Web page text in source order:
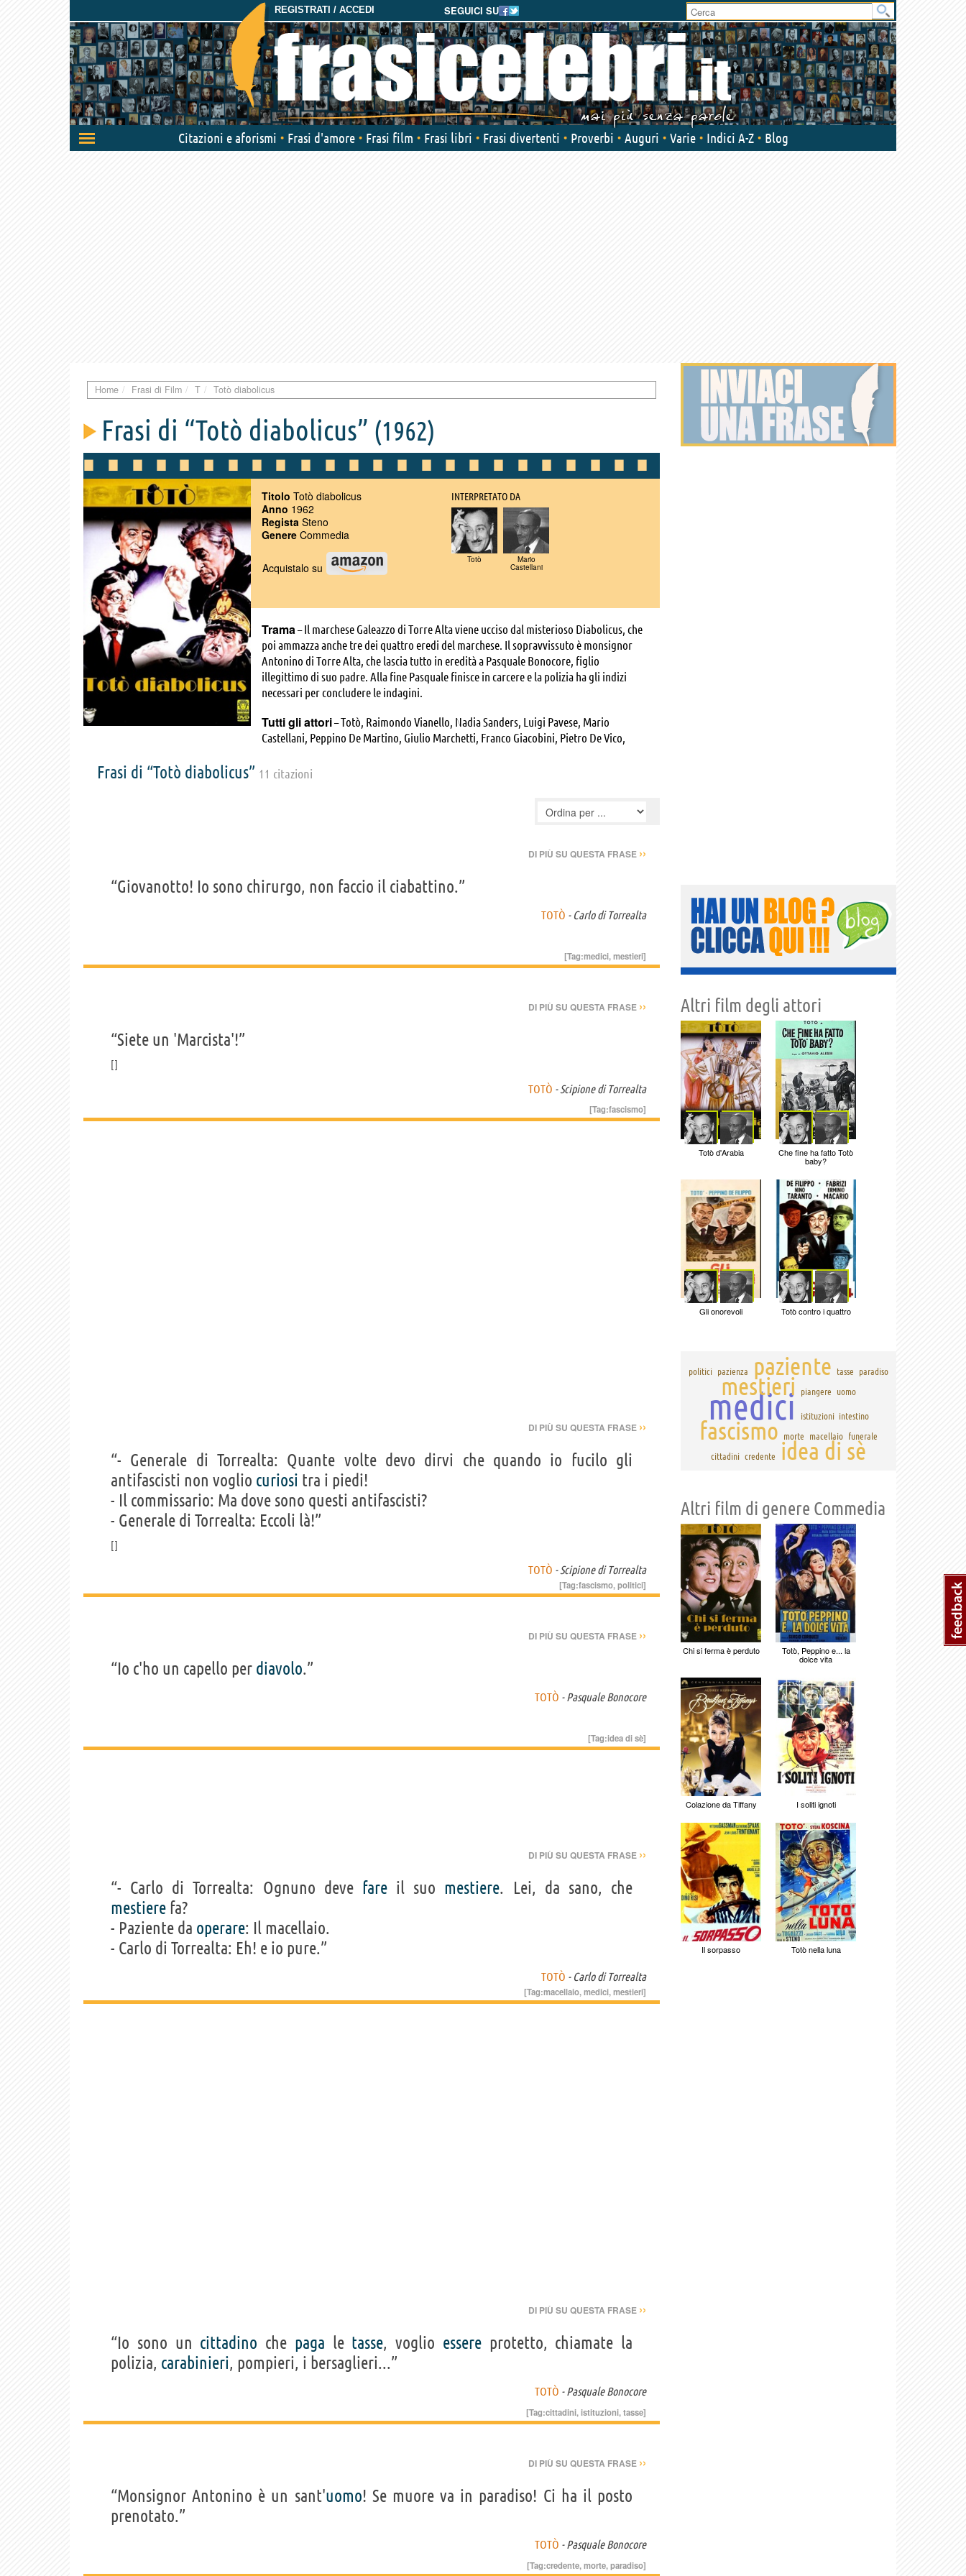
SEGUICI SU
REGISTRATI / ACCEDI
Attiva/disattiva
navigazione
User
area
Citazioni e aforismi Frasi d'amore Frasi film Frasi libri Frasi divertenti Proverbi Auguri Varie Indici A-Z Blog
Home Frasi di Film T Totò diabolicus
Frasi di “Totò diabolicus” (1962)
Titolo Totò diabolicus
Anno 1962
Regista Steno
Genere Commedia
INTERPRETATO DA
Totò Mario
Castellani
Acquistalo su
Trama– Il marchese Galeazzo di Torre Alta viene ucciso dal misterioso Diabolicus, che
poi ammazza anche tre dei quattro eredi del marchese. Il sopravvissuto è monsignor
Antonino di Torre Alta, che lascia tutto in eredità a Pasquale Bonocore, figlio
illegittimo di suo padre. Alla fine Pasquale finisce in carcere e la polizia ha gli indizi
necessari per concludere le indagini.
Tutti gli attori– Totò, Raimondo Vianello, Nadia Sanders, Luigi Pavese, Mario
Castellani, Peppino De Martino, Giulio Marchetti, Franco Giacobini, Pietro De Vico,
Angelo Casadei, Consalvo Dell'Arti, Paolo Ferrara, Veriano Ginesi, Antonio La Raina,
Frasi di “Totò diabolicus” 11 citazioni
DI PIÙ SU QUESTA FRASE ››
“Giovanotto! Io sono chirurgo, non faccio il ciabattino.”
TOTÒ - Carlo di Torrealta
[Tag:medici,mestieri]
DI PIÙ SU QUESTA FRASE ››
“Siete un 'Marcista'!”
TOTÒ - Scipione di Torrealta
[Tag:fascismo]
DI PIÙ SU QUESTA FRASE ››
“- Generale di Torrealta: Quante volte devo dirvi che quando io fucilo gli
antifascisti non voglio curiosi tra i piedi!
- Il commissario: Ma dove sono questi antifascisti?
- Generale di Torrealta: Eccoli là!”
TOTÒ - Scipione di Torrealta
[Tag:fascismo,politici]
DI PIÙ SU QUESTA FRASE ››
“Io c'ho un capello per diavolo.”
TOTÒ - Pasquale Bonocore
[Tag:idea di sè]
DI PIÙ SU QUESTA FRASE ››
“- Carlo di Torrealta: Ognuno deve fareil suo mestiere. Lei, da sano, che
mestiere fa?
- Paziente da operare: Il macellaio.
- Carlo di Torrealta: Eh! e io pure.”
TOTÒ - Carlo di Torrealta
[Tag:macellaio,medici,mestieri]
DI PIÙ SU QUESTA FRASE ››
“Io sono un cittadino che paga le tasse, voglio essereprotetto, chiamate la
polizia, carabinieri, pompieri, i bersaglieri...”
TOTÒ - Pasquale Bonocore
[Tag:cittadini,istituzioni,tasse]
DI PIÙ SU QUESTA FRASE ››
“Monsignor Antonino è un sant'uomo! Se muore va in paradiso! Ci ha il posto
prenotato.”
TOTÒ - Pasquale Bonocore
[Tag:credente,morte,paradiso]
Altri film degli attori
Totò d'Arabia Che fine ha fatto Totò
baby?
Gli onorevoli Totò contro i quattro
politici pazienza paziente tasse paradiso
mestieri piangere uomo
medici istituzioni intestino
fascismo morte macellaio funerale
cittadini credente idea di sè
Altri film di genere Commedia
Chi si ferma è perduto Totò, Peppino e... la
dolce vita
Colazione da Tiffany I soliti ignoti
Il sorpasso Totò nella luna